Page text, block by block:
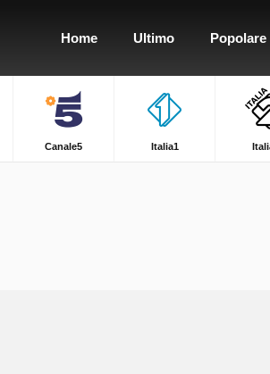
Home Ultimo Popolare
Canale5 Italia1